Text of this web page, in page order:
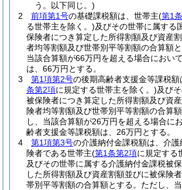
う。以下同じ。)
2
前項第1号の基礎課税額は、世帯主(第1
る世帯主を除く。)及びその世帯に属する
保険者につき算定した所得割額及び資産
者均等割額及び世帯別平等割額の合算額と
当該合算額が66万円を超える場合におい
は、66万円とする。
3
第1項第2号の後期高齢者支援金等課税額
条第2項に規定する世帯主を除く。)及び
被保険者につき算定した所得割額及び資
険者均等割額及び世帯別平等割額の合算額
し、当該合算額が26万円を超える場合に
齢者支援金等課税額は、26万円とする。
4
第1項第3号の介護納付金課税額は、介
険者である世帯主(第1条第2項に規定する
及びその世帯に属する介護納付金課税被
した所得割額及び資産割額並びに被保険
帯別平等割額の合算額とする。 ただし、